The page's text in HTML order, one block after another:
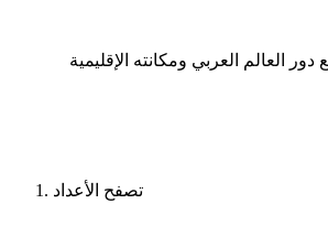
العالم العربي ومكانته الإقليمية
تصفح الأعداد